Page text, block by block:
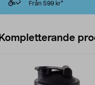
Från 599 kr*
Kompletterande